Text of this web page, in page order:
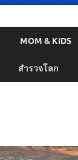
MOM & KIDS
สำรวจโลก